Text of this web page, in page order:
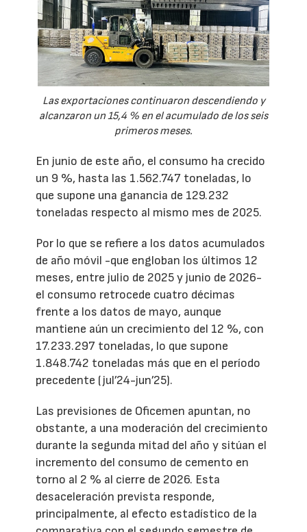
Las exportaciones continuaron descendiendo y
alcanzaron un 15,4 % en el acumulado de los seis
primeros meses.
En junio de este año, el consumo ha crecido
un 9 %, hasta las 1.562.747 toneladas, lo
que supone una ganancia de 129.232
toneladas respecto al mismo mes de 2025.
Por lo que se refiere a los datos acumulados
de año móvil -que engloban los últimos 12
meses, entre julio de 2025 y junio de 2026-
el consumo retrocede cuatro décimas
frente a los datos de mayo, aunque
mantiene aún un crecimiento del 12 %, con
17.233.297 toneladas, lo que supone
1.848.742 toneladas más que en el período
precedente (jul’24-jun’25).
Las previsiones de Oficemen apuntan, no
obstante, a una moderación del crecimiento
durante la segunda mitad del año y sitúan el
incremento del consumo de cemento en
torno al 2 % al cierre de 2026. Esta
desaceleración prevista responde,
principalmente, al efecto estadístico de la